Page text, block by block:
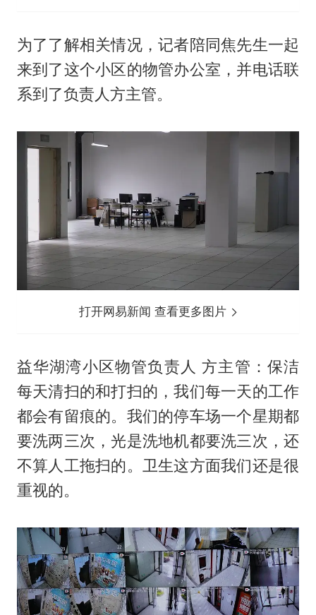
为了了解相关情况，记者陪同焦先生一起
来到了这个小区的物管办公室，并电话联
系到了负责人方主管。
打开网易新闻 查看更多图片
益华湖湾小区物管负责人 方主管：保洁
每天清扫的和打扫的，我们每一天的工作
都会有留痕的。我们的停车场一个星期都
要洗两三次，光是洗地机都要洗三次，还
不算人工拖扫的。卫生这方面我们还是很
重视的。